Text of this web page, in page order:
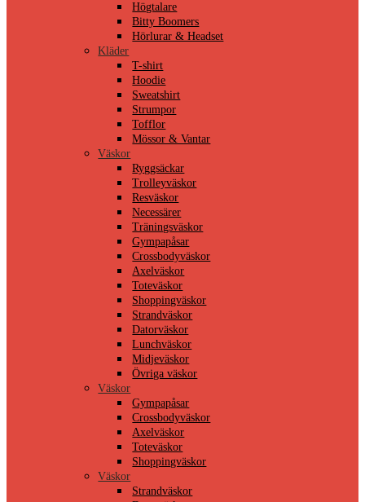
Högtalare
Bitty Boomers
Hörlurar & Headset
Kläder
T-shirt
Hoodie
Sweatshirt
Strumpor
Tofflor
Mössor & Vantar
Väskor
Ryggsäckar
Trolleyväskor
Resväskor
Necessärer
Träningsväskor
Gympapåsar
Crossbodyväskor
Axelväskor
Toteväskor
Shoppingväskor
Strandväskor
Datorväskor
Lunchväskor
Midjeväskor
Övriga väskor
Väskor
Gympapåsar
Crossbodyväskor
Axelväskor
Toteväskor
Shoppingväskor
Väskor
Strandväskor